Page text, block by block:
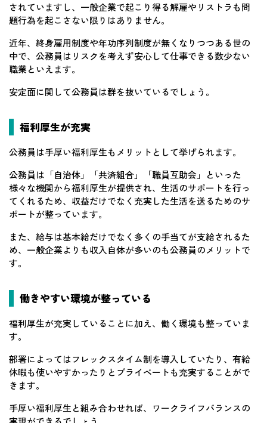
されていますし、一般企業で起こり得る解雇やリストラも問
題行為を起こさない限りはありません。
近年、終身雇用制度や年功序列制度が無くなりつつある世の
中で、公務員はリスクを考えず安心して仕事できる数少ない
職業といえます。
安定面に関して公務員は群を抜いているでしょう。
福利厚生が充実
公務員は手厚い福利厚生もメリットとして挙げられます。
公務員は「自治体」「共済組合」「職員互助会」といった
様々な機関から福利厚生が提供され、生活のサポートを行っ
てくれるため、収益だけでなく充実した生活を送るためのサ
ポートが整っています。
また、給与は基本給だけでなく多くの手当てが支給されるた
め、一般企業よりも収入自体が多いのも公務員のメリットで
す。
働きやすい環境が整っている
福利厚生が充実していることに加え、働く環境も整っていま
す。
部署によってはフレックスタイム制を導入していたり、有給
休暇も使いやすかったりとプライベートも充実することがで
きます。
手厚い福利厚生と組み合わせれば、ワークライフバランスの